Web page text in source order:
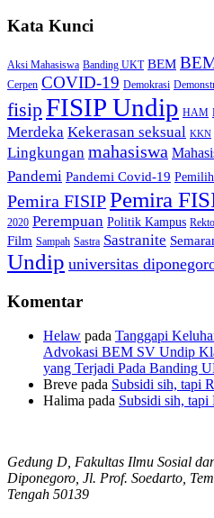
Kata Kunci
Aksi Mahasiswa Banding UKT BEM
Cerpen COVID-19 Demokrasi
fisipFISIP Undip HAM
Merdeka Kekerasan seksual KKN
Lingkungan mahasiswa
Pandemi Pandemi Covid-19
Pemira FISIPPemira
2020 Perempuan Politik Kampus
Film Sampah Sastra Sastranite
Undip universitas
Komentar
Helaw pada Tanggapi
Advokasi BEM SV Undip
yang Terjadi Pada Banding
Breve pada Subsidi sih, tapi
Halima pada Subsidi sih,
Gedung D, Fakultas Ilmu Sosial
Diponegoro, Jl. Prof. Soedarto,
Tengah 50139